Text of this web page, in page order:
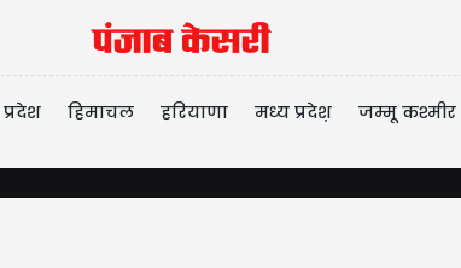
प्रदेश हिमाचल हरियाणा मध्य प्रदेश़ जम्मू कश्मीर